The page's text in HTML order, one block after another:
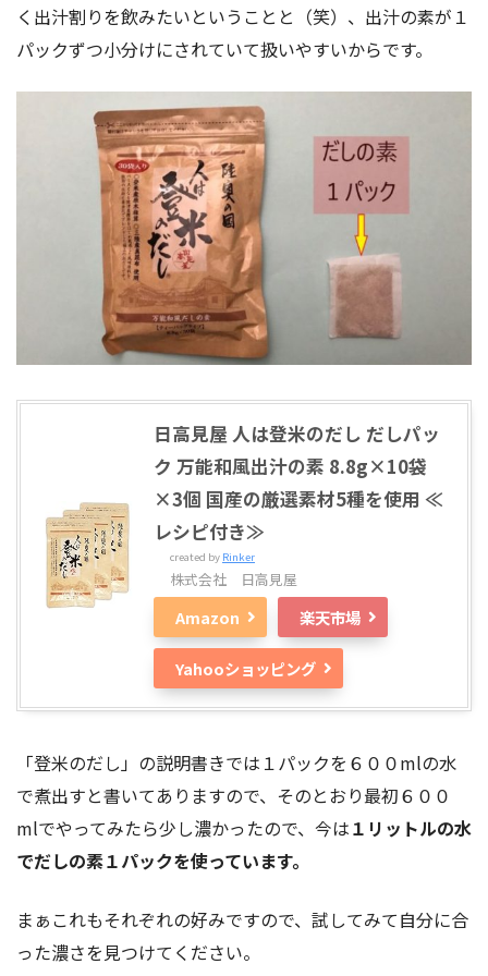
く出汁割りを飲みたいということと（笑）、出汁の素が１
パックずつ小分けにされていて扱いやすいからです。
日高見屋 人は登米のだし だしパッ
ク 万能和風出汁の素 8.8g×10袋
×3個 国産の厳選素材5種を使用 ≪
レシピ付き≫
created by Rinker
株式会社 日高見屋
Amazon 楽天市場
Yahooショッピング
「登米のだし」の説明書きでは１パックを６００mlの水
で煮出すと書いてありますので、そのとおり最初６００
mlでやってみたら少し濃かったので、今は１リットルの水
でだしの素１パックを使っています。
まぁこれもそれぞれの好みですので、試してみて自分に合
った濃さを見つけてください。